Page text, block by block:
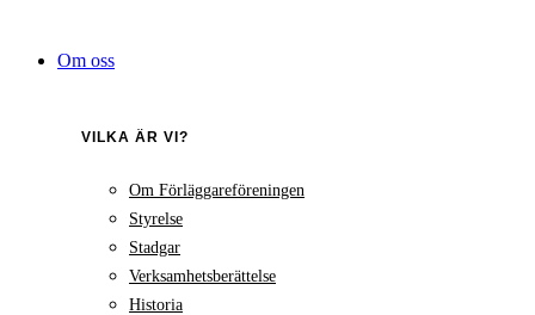
innehållOm oss
VILKA ÄR VI?
Om Förläggareföreningen
Styrelse
Stadgar
Verksamhetsberättelse
Historia